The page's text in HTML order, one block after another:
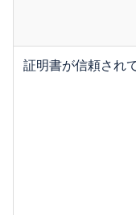
証明書が信頼され